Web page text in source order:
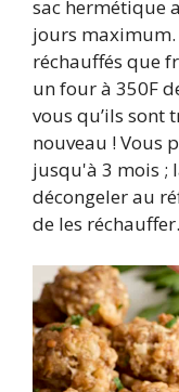
sac hermétique
jours maximum.
réchauffés que
un four à 350F
vous qu’ils sont
nouveau ! Vous
jusqu'à 3 mois ;
décongeler au
de les réchauffer.